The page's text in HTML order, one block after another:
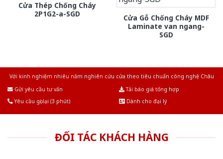
Cửa Thép Chống Cháy
2P1G2-a-SGD
Cửa Gỗ Chống Cháy MDF
Laminate van ngang-
SGD
Với kinh nghiệm nhiêu năm nghiên cứu cửa theo tiêu chuẩn công nghệ Châu
Gửi yêu cầu tư vấn
Tải báo giá tổng hợp
Yêu cầu gọi lại (3 phút)
Dành cho đại lý
ĐỐI TÁC KHÁCH HÀNG